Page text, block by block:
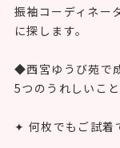
振袖コーディネー
に探します。
◆西宮ゆうび苑で
5つのうれしいこと
✦ 何枚でもご試着